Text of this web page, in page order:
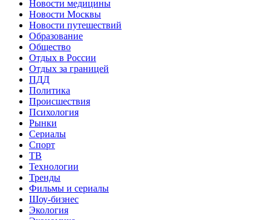
Новости медицины
Новости Москвы
Новости путешествий
Образование
Общество
Отдых в России
Отдых за границей
ПДД
Политика
Происшествия
Психология
Рынки
Сериалы
Спорт
ТВ
Технологии
Тренды
Фильмы и сериалы
Шоу-бизнес
Экология